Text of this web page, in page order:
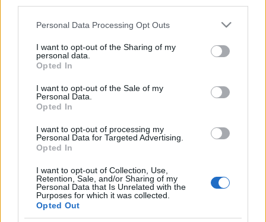
Please note that this website/app uses one or more Google
not limited to your visit or usage behaviour. You may click to
grant or deny consent to Google and its third-party tags to
use your data for below specified purposes in below Google
consent section.
Personal Data Processing Opt Outs
I want to opt-out of the Sharing of my
personal data.
Opted In
I want to opt-out of the Sale of my
Personal Data.
Opted In
I want to opt-out of processing my
Personal Data for Targeted Advertising.
Opted In
I want to opt-out of Collection, Use,
Retention, Sale, and/or Sharing of my
Personal Data that Is Unrelated with the
Purposes for which it was collected.
Opted Out
• DIMÉNY LEVENTE- Földes Kati-díj, 2007-2008.
• GAJAI ÁGNES- Nívódíj, 2007-2008.
- Közönségdíj a legjobb férfi
főszerepért, 2007-2008.
• GAJAI ÁGNES- Közönségdíj a legjobb női
főszerepért, 2007-2008.
• CSIKY IBOLYA- Közönségdíj a legjobb női
epizódszerepért, 2007-2008.
• KOVÁCS LEVENTE
epizódszerepért, 2007-2008.
A műszaki személyzetnek átadott díjak:
• CSUTAK-RUTTKAI MIKLÓSszínpadmester -
Nívódíj, 2007-2008.
• CEFAN TIBOR öltöztető - Szigligeti Társulat díja,
2007-2008.